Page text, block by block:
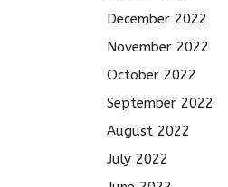
December 2022
November 2022
October 2022
September 2022
August 2022
July 2022